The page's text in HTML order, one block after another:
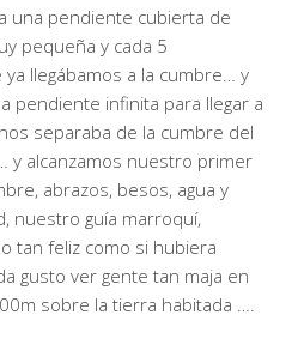
una pendiente cubierta de
pequeña y cada 5
llegábamos a la cumbre… y
pendiente infinita para llegar a
separaba de la cumbre del
y alcanzamos nuestro primer
abrazos, besos, agua y
nuestro guía marroquí,
tan feliz como si hubiera
gusto ver gente tan maja en
sobre la tierra habitada ….